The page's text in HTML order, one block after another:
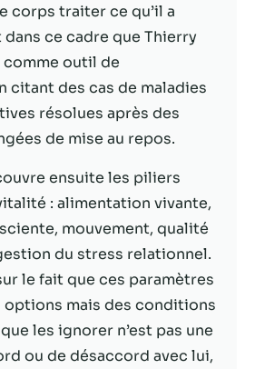
corps traiter ce qu’il a
dans ce cadre que Thierry
comme outil de
citant des cas de maladies
résolues après des
de mise au repos.
ensuite les piliers
: alimentation vivante,
mouvement, qualité
du stress relationnel.
le fait que ces paramètres
options mais des conditions
les ignorer n’est pas une
ou de désaccord avec lui,
certaines
fonctionnalités
disparaîtront
du site Web.
Marketing
En partageant
votre intérêt et
votre
comportement
lorsque vous
visitez notre
site, vous
augmentez les
chances de
contenu et des
offres